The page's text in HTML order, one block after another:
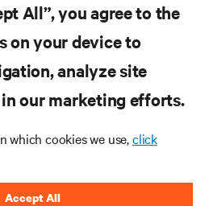
as últimas tendências em
regulares sobre os tópicos
indústria, com as discussões
de especialistas sobre
All”, you agree to the
on your device to
analyze site
in our marketing efforts.
which cookies we use,click
Accept All